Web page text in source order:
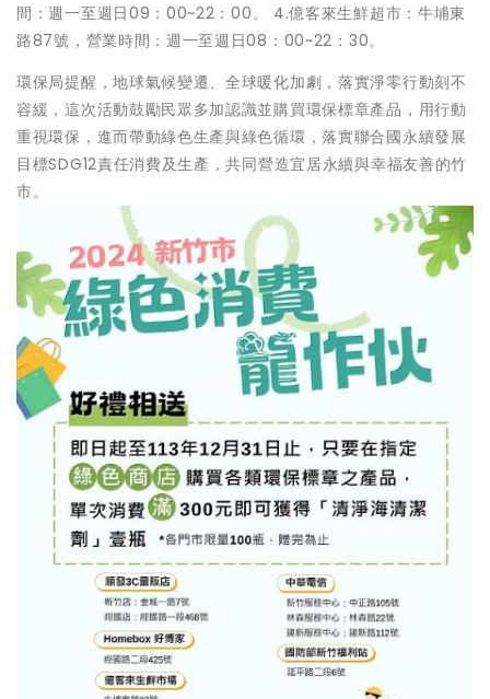
間：週一至週日09：00~22：00。 4.億客來生鮮超市：牛埔東
路87號，營業時間：週一至週日08：00~22：30。
環保局提醒，地球氣候變遷、全球暖化加劇，落實淨零行動刻不
容緩，這次活動鼓勵民眾多加認識並購買環保標章產品，用行動
重視環保，進而帶動綠色生產與綠色循環，落實聯合國永續發展
目標SDG12責任消費及生產，共同營造宜居永續與幸福友善的竹
市。